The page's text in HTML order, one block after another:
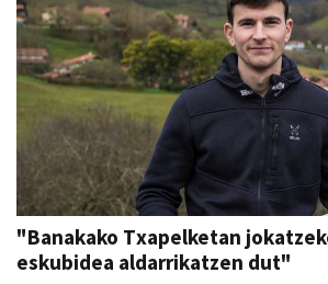
"Banakako Txapelketan
eskubidea aldarrikatzen dut"